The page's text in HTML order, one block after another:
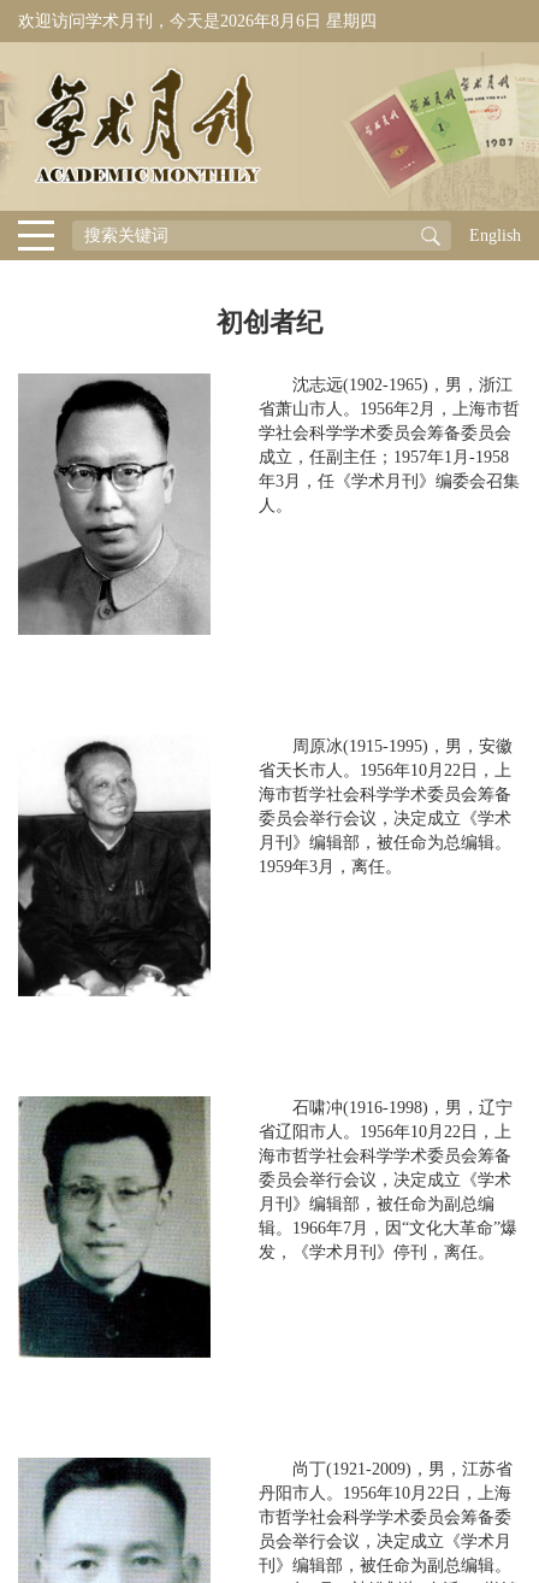
欢迎访问学术月刊，今天是2026年8月6日 星期四
English
初创者纪
沈志远(1902-1965)，男，浙江
省萧山市人。1956年2月，上海市哲
学社会科学学术委员会筹备委员会
成立，任副主任；1957年1月-1958
年3月，任《学术月刊》编委会召集
人。
周原冰(1915-1995)，男，安徽
省天长市人。1956年10月22日，上
海市哲学社会科学学术委员会筹备
委员会举行会议，决定成立《学术
月刊》编辑部，被任命为总编辑。
1959年3月，离任。
石啸冲(1916-1998)，男，辽宁
省辽阳市人。1956年10月22日，上
海市哲学社会科学学术委员会筹备
委员会举行会议，决定成立《学术
月刊》编辑部，被任命为副总编
辑。1966年7月，因“文化大革命”爆
发，《学术月刊》停刊，离任。
尚丁(1921-2009)，男，江苏省
丹阳市人。1956年10月22日，上海
市哲学社会科学学术委员会筹备委
员会举行会议，决定成立《学术月
刊》编辑部，被任命为副总编辑。